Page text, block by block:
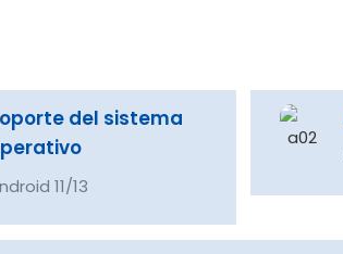
del sistema
11/13